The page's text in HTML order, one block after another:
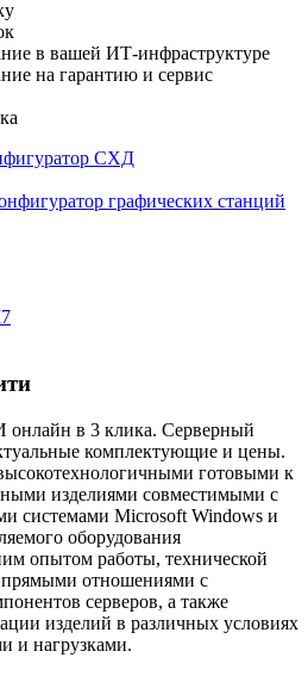
в вашей ИТ-инфраструктуре
на гарантию и сервис
в 3 клика. Серверный
комплектующие и цены.
готовыми к
изделиями совместимыми с
системами Microsoft Windows и
оборудования
опытом работы, технической
прямыми отношениями с
серверов, а также
изделий в различных условиях
и нагрузками.